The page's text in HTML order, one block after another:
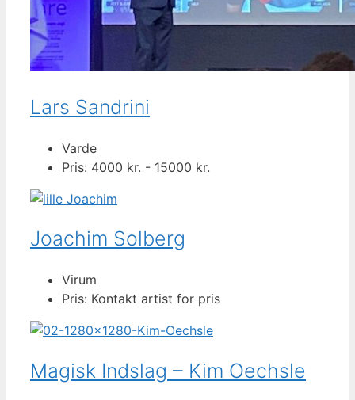
Lars Sandrini
Varde
Pris: 4000 kr. - 15000 kr.
Joachim Solberg
Virum
Pris: Kontakt artist for pris
Magisk Indslag – Kim Oechsle